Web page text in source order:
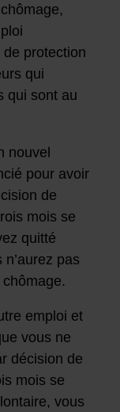
protection
qui
qui sont au
nouvel
pour avoir
de
mois se
quitté
pas
emploi et
vous ne
décision de
mois se
vous